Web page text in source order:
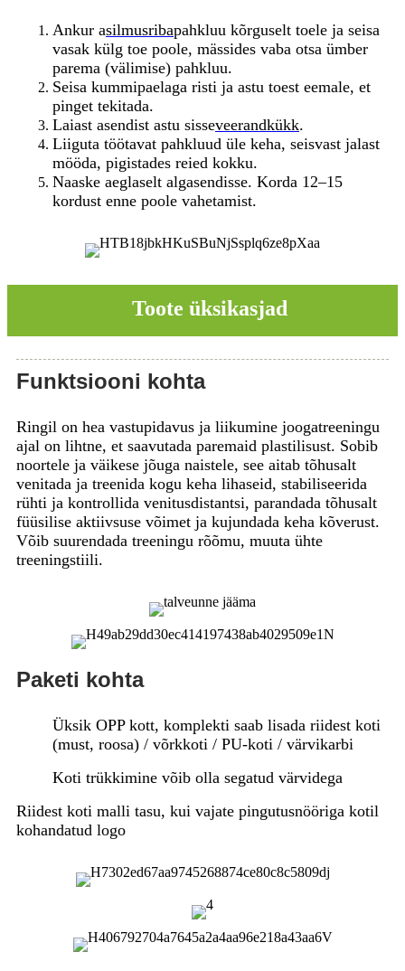
Ankur asilmusribapahkluu kõrguselt toele ja seisa
vasak külg toe poole, mässides vaba otsa ümber
parema (välimise) pahkluu.
Seisa kummipaelaga risti ja astu toest eemale, et
pinget tekitada.
Laiast asendist astu sisseveerandkükk.
Liiguta töötavat pahkluud üle keha, seisvast jalast
mööda, pigistades reied kokku.
Naaske aeglaselt algasendisse. Korda 12–15
kordust enne poole vahetamist.
Toote üksikasjad
Funktsiooni kohta
Ringil on hea vastupidavus ja liikumine joogatreeningu
ajal on lihtne, et saavutada paremaid plastilisust. Sobib
noortele ja väikese jõuga naistele, see aitab tõhusalt
venitada ja treenida kogu keha lihaseid, stabiliseerida
rühti ja kontrollida venitusdistantsi, parandada tõhusalt
füüsilise aktiivsuse võimet ja kujundada keha kõverust.
Võib suurendada treeningu rõõmu, muuta ühte
treeningstiili.
Paketi kohta
Üksik OPP kott, komplekti saab lisada riidest koti
(must, roosa) / võrkkoti / PU-koti / värvikarbi
Koti trükkimine võib olla segatud värvidega
Riidest koti malli tasu, kui vajate pingutusnööriga kotil
kohandatud logo